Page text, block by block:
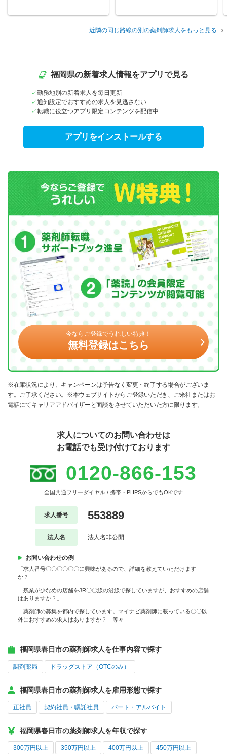
近隣の同じ路線の別の薬剤師求人をもっと見る
福岡県の新着求人情報をアプリで見る
勤務地別の新着求人を毎日更新
通知設定でおすすめの求人を見逃さない
転職に役立つアプリ限定コンテンツを配信中
アプリをインストールする
今ならご登録でうれしい特典！
無料登録はこちら
※在庫状況により、キャンペーンは予告なく変更・終了する場合がございま
す。ご了承ください。※本ウェブサイトからご登録いただき、ご来社またはお
電話にてキャリアアドバイザーと面談をさせていただいた方に限ります。
求人についてのお問い合わせは
お電話でも受け付けております
0120-866-153
全国共通フリーダイヤル / 携帯・PHPSからでもOKです
求人番号 553889
法人名 法人名非公開
お問い合わせの例
「求人番号〇〇〇〇〇〇に興味があるので、詳細を教えていただけます
か？」
「残業が少なめの店舗をJR〇〇線の沿線で探していますが、おすすめの店舗
はありますか？」
「薬剤師の募集を都内で探しています。マイナビ薬剤師に載っている〇〇以
外におすすめの求人はありますか？」等々
福岡県春日市の薬剤師求人を仕事内容で探す
調剤薬局 ドラッグストア（OTCのみ）
福岡県春日市の薬剤師求人を雇用形態で探す
正社員 契約社員・嘱託社員 パート・アルバイト
福岡県春日市の薬剤師求人を年収で探す
300万円以上 350万円以上 400万円以上 450万円以上